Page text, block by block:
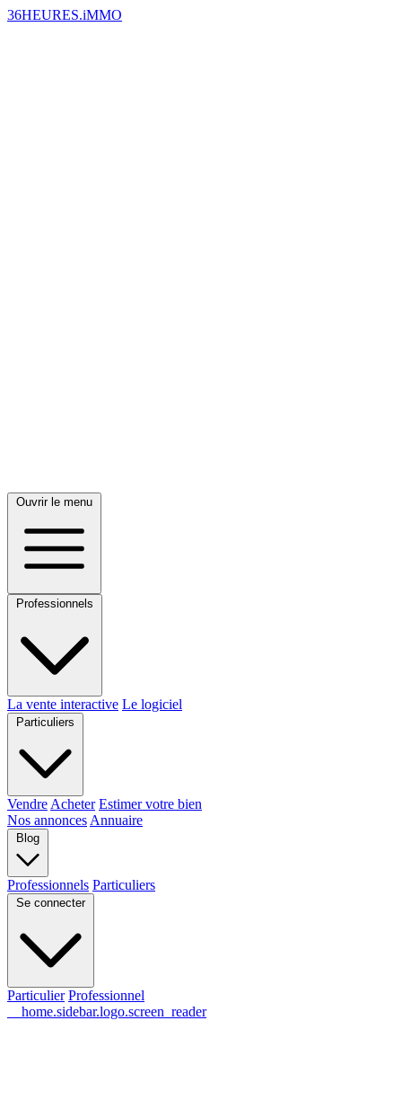
36HEURES.iMMO
Ouvrir le menu
Professionnels
La vente interactive Le logiciel
Particuliers
Vendre Acheter Estimer votre bien
Nos annonces Annuaire
Blog
Professionnels Particuliers
Se connecter
Particulier Professionnel
__home.sidebar.logo.screen_reader